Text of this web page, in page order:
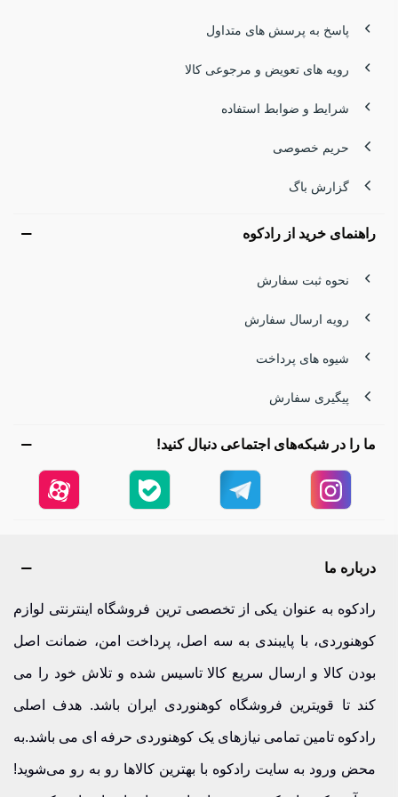
استراحت می‌سازد. این ترکیب، آسایش واقعی در دل طبیعت را
چاقو و لوازم جانبی | ابزار همه‌کاره سفر
چاقوی کمپینگ یک همراه ضروری برای آماده‌سازی غذا، برش
یک کیت کمک‌های اولیه کامل می‌تواند در شرایط اضطراری
سفر.
ننو (تخت آویز) | خواب آرام میان درختان
ننوهای سبک و مقاوم، خواب راحت در جنگل را ممکن می‌کنند.
تجربه‌ای متفاوت از استراحت در دل طبیعت.
با ساج کمپینگ می‌توان غذاهای خوشمزه در طبیعت پخت.
پاسخ به پرسش های متداول
رویه های تعویض و مرجوعی کالا
شرایط و ضوابط استفاده
حریم خصوصی
گزارش باگ
راهنمای خرید از رادکوه
نحوه ثبت سفارش
رویه ارسال سفارش
شیوه های پرداخت
پیگیری سفارش
ما را در شبکه‌های اجتماعی دنبال کنید!
درباره ما
رادکوه به عنوان یکی از تخصصی ترین فروشگاه اینترنتی لوازم
کوهنوردی، با پایبندی به سه اصل، پرداخت امن، ضمانت اصل
بودن کالا و ارسال سریع کالا تاسیس شده و تلاش خود را می
کند تا قویترین فروشگاه کوهنوردی ایران باشد. هدف اصلی
رادکوه تامین تمامی نیازهای یک کوهنوردی حرفه ای می باشد.به
محض ورود به سایت رادکوه با بهترین کالاها رو به رو می‌شوید!